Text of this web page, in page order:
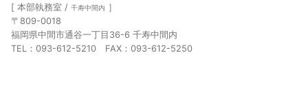
[ 本部執務室 / 千寿中間内 ］
〒809-0018
福岡県中間市通谷一丁目36-6 千寿中間内
TEL：093-612-5210 FAX：093-612-5250